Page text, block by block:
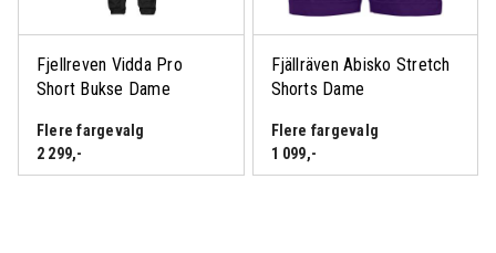
Fjellreven Vidda Pro
Short Bukse Dame
Flere fargevalg
2 299,-
Fjällräven Abisko Stretch
Shorts Dame
Flere fargevalg
1 099,-